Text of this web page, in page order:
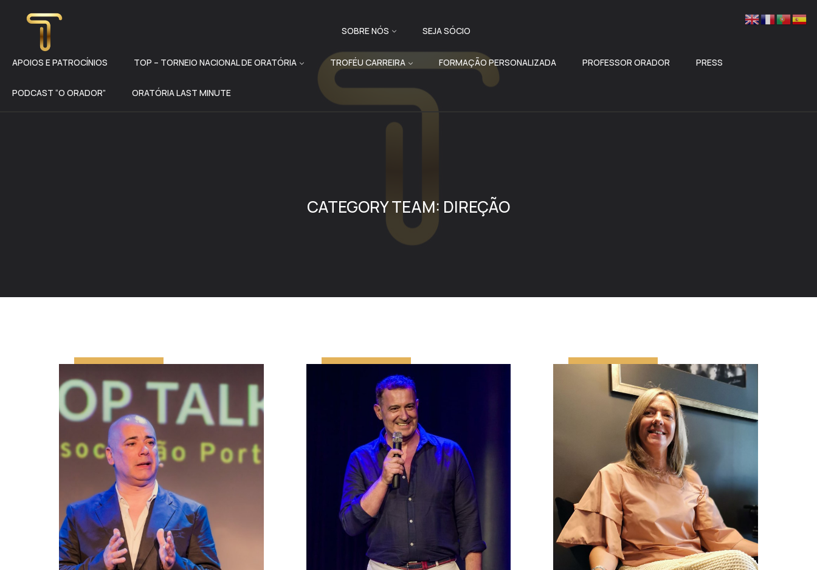
SOBRE NÓS SEJA SÓCIO
APOIOS E PATROCÍNIOS TOP – TORNEIO NACIONAL DE ORATÓRIA TROFÉU CARREIRA FORMAÇÃO PERSONALIZADA PROFESSOR ORADOR PRESS
PODCAST “O ORADOR” ORATÓRIA LAST MINUTE
CATEGORY TEAM: DIREÇÃO